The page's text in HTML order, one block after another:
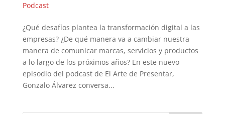
Podcast
¿Qué desafíos plantea la transformación digital a las
empresas? ¿De qué manera va a cambiar nuestra
manera de comunicar marcas, servicios y productos
a lo largo de los próximos años? En este nuevo
episodio del podcast de El Arte de Presentar,
Gonzalo Álvarez conversa...